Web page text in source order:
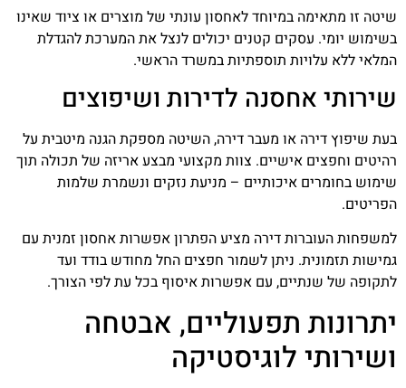
שיטה זו מתאימה במיוחד לאחסון עונתי של מוצרים או ציוד שאינו
בשימוש יומי. עסקים קטנים יכולים לנצל את המערכת להגדלת
המלאי ללא עלויות תוספתיות במשרד הראשי.
שירותי אחסנה לדירות ושיפוצים
בעת שיפוץ דירה או מעבר דירה, השיטה מספקת הגנה מיטבית על
רהיטים וחפצים אישיים. צוות מקצועי מבצע אריזה של תכולה תוך
שימוש בחומרים איכותיים – מניעת נזקים ונשמרת שלמות
הפריטים.
למשפחות העוברות דירה מציע הפתרון אפשרות אחסון זמנית עם
גמישות תזמונית. ניתן לשמור חפצים החל מחודש בודד ועד
לתקופה של שנתיים, עם אפשרות איסוף בכל עת לפי הצורך.
יתרונות תפעוליים, אבטחה
ושירותי לוגיסטיקה